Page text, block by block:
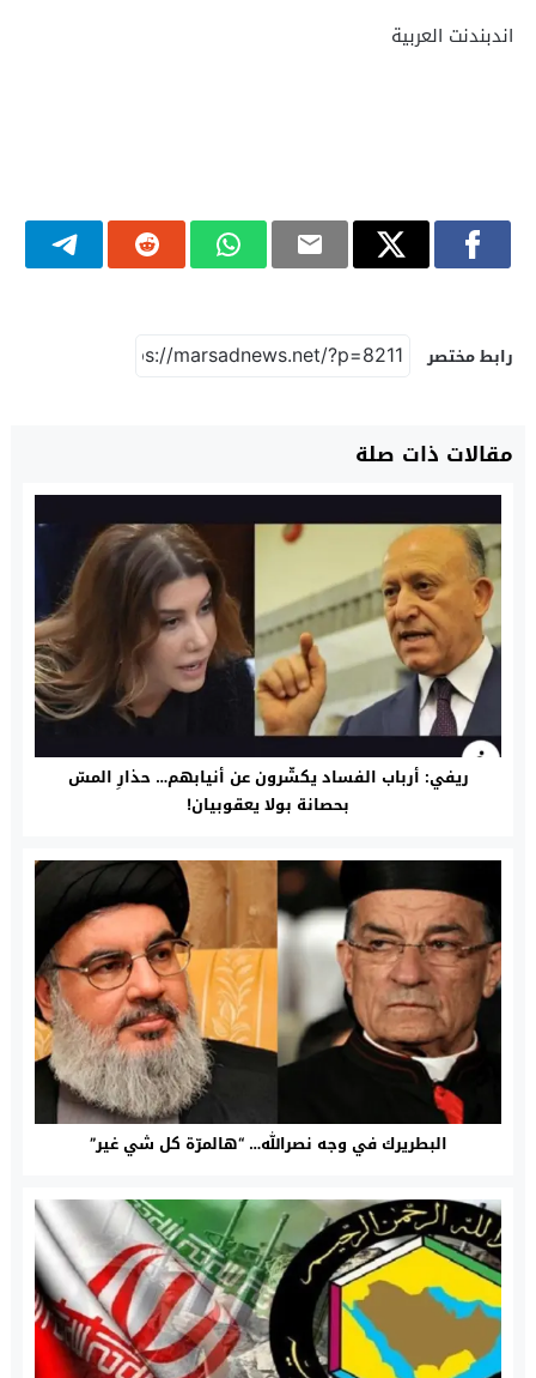
اندبندنت العربية
رابط مختصر
مقالات ذات صلة
ريفي: أرباب الفساد يكشّرون عن أنيابهم… حذارِ المسّ
بحصانة بولا يعقوبيان!
البطريرك في وجه نصرالله… “هالمرّة كل شي غير”